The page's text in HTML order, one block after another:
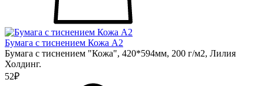
Бумага с тиснением Кожа А2
Бумага с тиснением "Кожа", 420*594мм, 200 г/м2, Лилия
Холдинг.
52₽